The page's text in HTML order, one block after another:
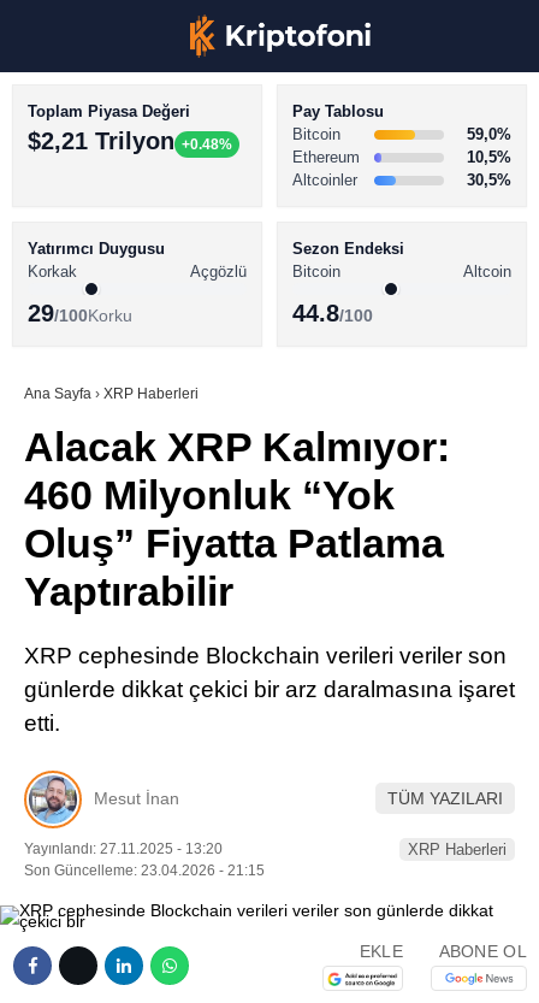
Youtube
TikTok
BİTCOİN HABERLERİ
ALTCOİN HABERLERİ
SÖZLÜK
Toplam Piyasa Değeri
$2,21 Trilyon +0.48%
Pay Tablosu
Bitcoin
59,0%
Ethereum
10,5%
Altcoinler
30,5%
Yatırımcı Duygusu
Korkak
Açgözlü
29/100Korku
Sezon Endeksi
Bitcoin
Altcoin
44.8/100
Ana Sayfa › XRP Haberleri
Alacak XRP Kalmıyor:
460 Milyonluk “Yok
Oluş” Fiyatta Patlama
Yaptırabilir
XRP cephesinde Blockchain verileri veriler son
günlerde dikkat çekici bir arz daralmasına işaret
etti.
Mesut İnan TÜM YAZILARI
Yayınlandı: 27.11.2025 - 13:20
Son Güncelleme: 23.04.2026 - 21:15
XRP Haberleri
EKLE ABONE OL